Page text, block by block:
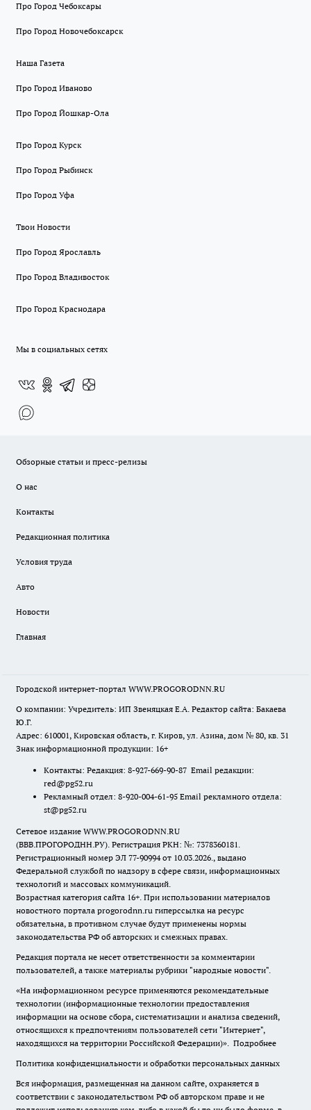
Про Город Чебоксары
Про Город Новочебоксарск
Наша Газета
Про Город Иваново
Про Город Йошкар-Ола
Про Город Курск
Про Город Рыбинск
Про Город Уфа
Твои Новости
Про Город Ярославль
Про Город Владивосток
Про Город Краснодара
Мы в социальных сетях
Обзорные статьи и пресс-релизы
О нас
Контакты
Редакционная политика
Условия труда
Авто
Новости
Главная
Городской интернет-портал WWW.PROGORODNN.RU
О компании: Учредитель: ИП Звеняцкая Е.А. Редактор сайта: Бакаева
Ю.Г.
Адрес: 610001, Кировская область, г. Киров, ул. Азина, дом № 80, кв. 31
Знак информационной продукции: 16+
Контакты: Редакция: 8-927-669-90-87 Email редакции:
red@pg52.ru
Рекламный отдел: 8-920-004-61-95 Email рекламного отдела:
st@pg52.ru
Сетевое издание WWW.PROGORODNN.RU
(ВВВ.ПРОГОРОДНН.РУ). Регистрация РКН: №: 7378360181.
Регистрационный номер ЭЛ 77-90994 от 10.03.2026., выдано
Федеральной службой по надзору в сфере связи, информационных
технологий и массовых коммуникаций.
Возрастная категория сайта 16+. При использовании материалов
новостного портала progorodnn.ru гиперссылка на ресурс
обязательна, в противном случае будут применены нормы
законодательства РФ об авторских и смежных правах.
Редакция портала не несет ответственности за комментарии
пользователей, а также материалы рубрики "народные новости".
«На информационном ресурсе применяются рекомендательные
технологии (информационные технологии предоставления
информации на основе сбора, систематизации и анализа сведений,
относящихся к предпочтениям пользователей сети "Интернет",
находящихся на территории Российской Федерации)». Подробнее
Политика конфиденциальности и обработки персональных данных
Вся информация, размещенная на данном сайте, охраняется в
соответствии с законодательством РФ об авторском праве и не